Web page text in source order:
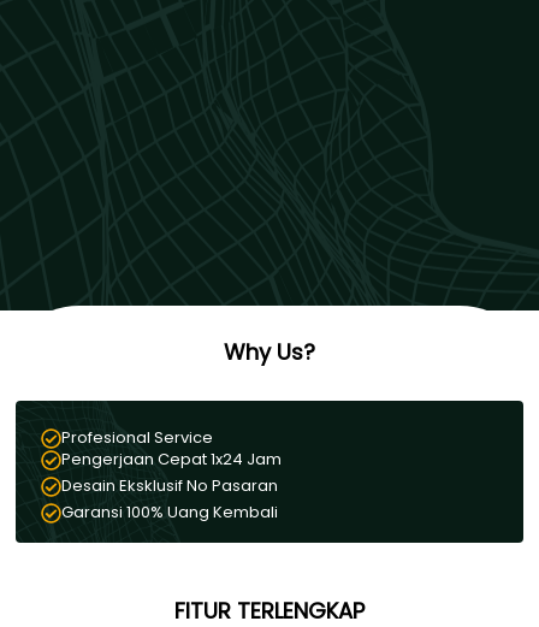
Why Us?
Profesional Service
Pengerjaan Cepat 1x24 Jam
Desain Eksklusif No Pasaran
Garansi 100% Uang Kembali
FITUR TERLENGKAP